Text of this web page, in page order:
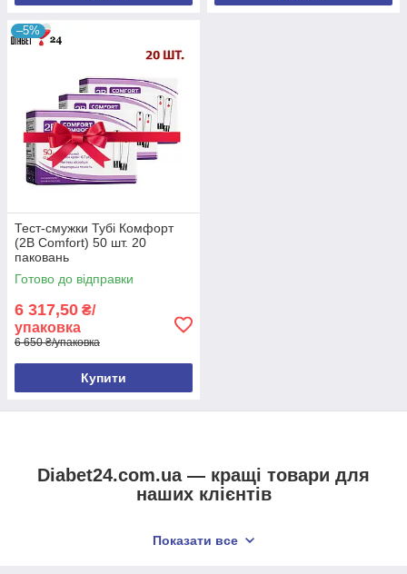
–5%
Тест-смужки Тубі Комфорт
(2B Comfort) 50 шт. 20
паковань
Готово до відправки
6 317,50 ₴/
упаковка
6 650 ₴/упаковка
Купити
Diabet24.com.ua — кращі товари для
наших клієнтів
Показати все